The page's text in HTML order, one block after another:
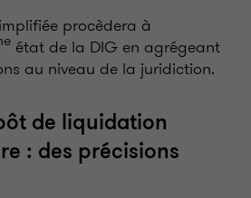
procèdera à
état de la DIG en agrégeant
au niveau de la juridiction.
de liquidation
: des précisions